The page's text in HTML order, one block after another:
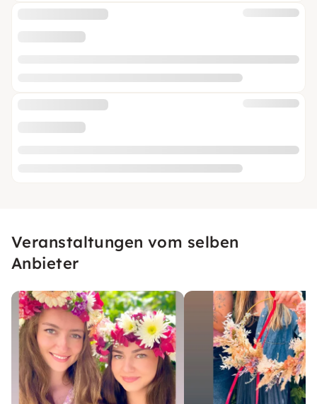
Veranstaltungen vom selben
Anbieter